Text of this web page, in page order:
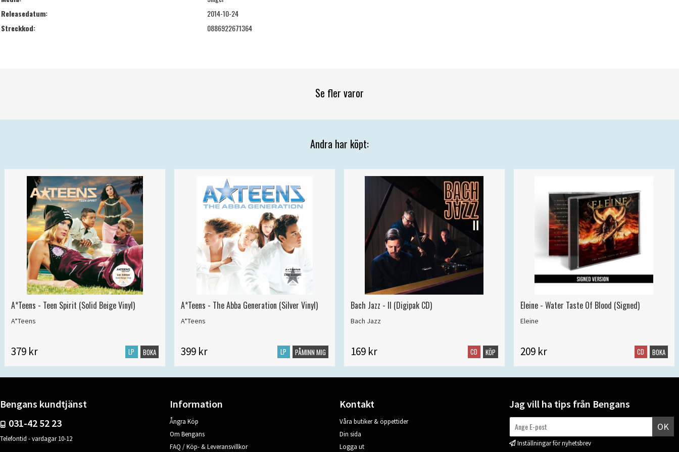
Releasedatum:
2014-10-24
Streckkod:
0886922671364
Se fler varor
Andra har köpt:
A*Teens - Teen Spirit (Solid Beige Vinyl)
A*Teens
379 kr LP BOKA
A*Teens - The Abba Generation (Silver Vinyl)
A*Teens
399 kr LP PÅMINN MIG
Bach Jazz - II (Digipak CD)
Bach Jazz
169 kr CD KÖP
Eleine - Water Taste Of Blood (Signed)
Eleine
209 kr CD BOKA
Bengans kundtjänst
031-42 52 23
Telefontid - vardagar 10-12
Information
Ångra Köp
Om Bengans
FAQ / Köp- & Leveransvillkor
Kontakt
Våra butiker & öppettider
Din sida
Logga ut
Jag vill ha tips från Bengans
OK
Inställningar för nyhetsbrev